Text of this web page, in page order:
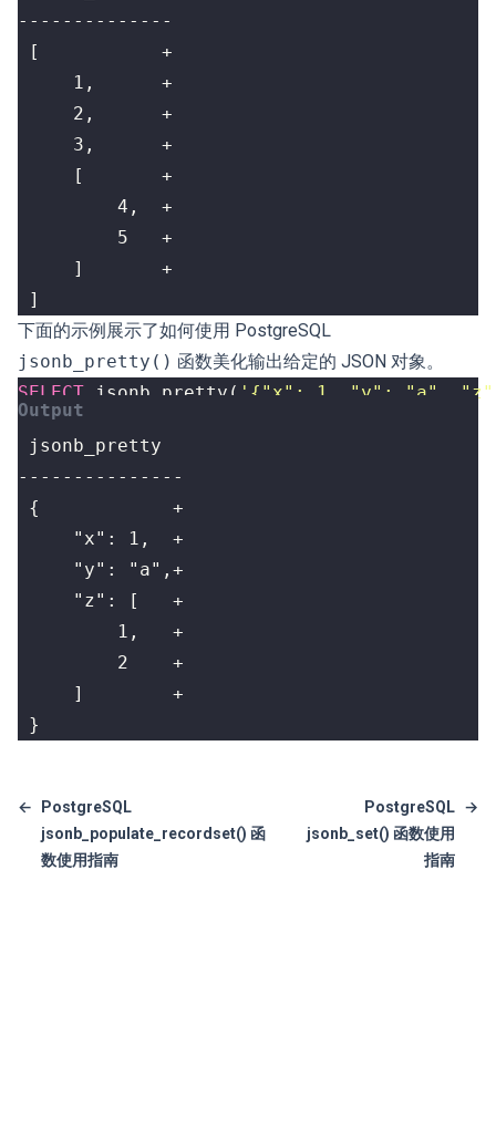
]
下面的示例展示了如何使用 PostgreSQL
jsonb_pretty() 函数美化输出给定的 JSON 对象。
SELECT
jsonb_pretty ( '{"x": 1, "y": "a",
}
←
PostgreSQL
jsonb_populate_recordset() 函
数使用指南
PostgreSQL
jsonb_set() 函数使用
指南
→